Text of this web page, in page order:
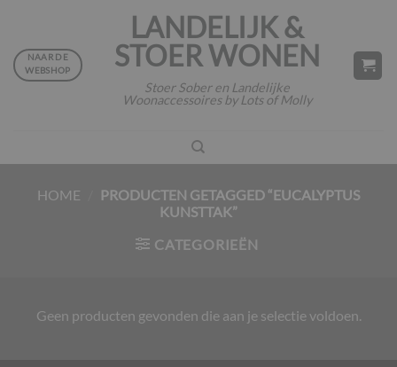
inhoud
LANDELIJK &
STOER WONEN
Stoer Sober en Landelijke
Woonaccessoires by Lots of Molly
NAAR DE
WEBSHOP
HOME
PRODUCTEN GETAGGED “EUCALYPTUS
KUNSTTAK”
CATEGORIEËN
Geen producten gevonden die aan je selectie voldoen.